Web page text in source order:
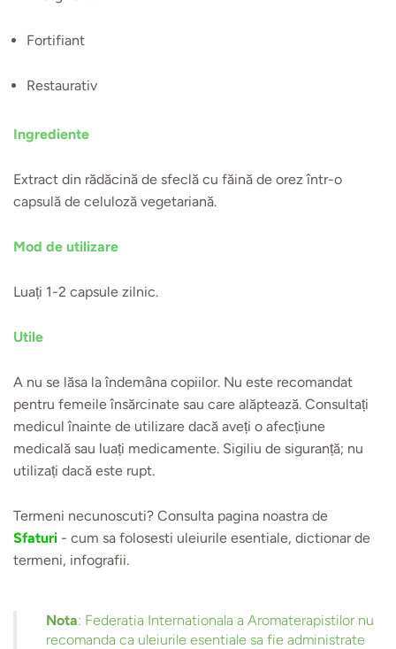
Fortifiant
Restaurativ
Ingrediente
Extract din rădăcină de sfeclă cu făină de orez într-o
capsulă de celuloză vegetariană.
Mod de utilizare
Luați 1-2 capsule zilnic.
Utile
A nu se lăsa la îndemâna copiilor. Nu este recomandat
pentru femeile însărcinate sau care alăptează. Consultați
medicul înainte de utilizare dacă aveți o afecțiune
medicală sau luați medicamente. Sigiliu de siguranță; nu
utilizați dacă este rupt.
Termeni necunoscuti? Consulta pagina noastra de
Sfaturi - cum sa folosesti uleiurile esentiale, dictionar de
termeni, infografii.
Nota: Federatia Internationala a Aromaterapistilor nu
recomanda ca uleiurile esentiale sa fie administrate